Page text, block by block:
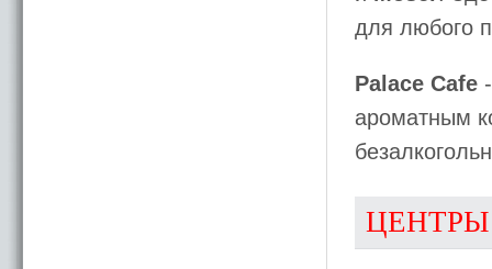
для любого
Palace Cafe
ароматным